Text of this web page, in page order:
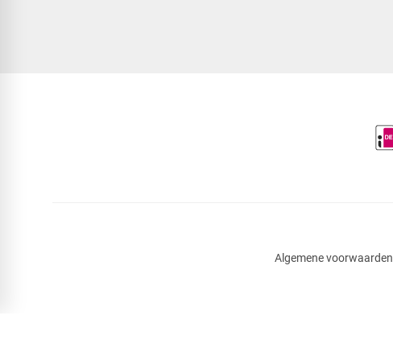
Algemene voorwaarden